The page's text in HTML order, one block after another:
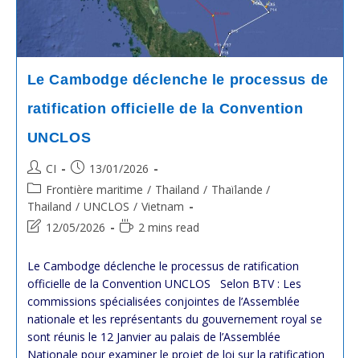
Convention
Des
Nations
Unies
Sur
Le
Droit
De
La
Le Cambodge déclenche le processus de
ratification officielle de la Convention
UNCLOS
Post
author:
CI
Post
published:
13/01/2026
Post
category:
Frontière maritime / Thailand / Thaïlande /
Thailand / UNCLOS / Vietnam
Post
modified:
12/05/2026
Reading2 mins read
Le Cambodge déclenche le processus de ratification
officielle de la Convention UNCLOS Selon BTV : Les
commissions spécialisées conjointes de l’Assemblée
nationale et les représentants du gouvernement royal se
sont réunis le 12 Janvier au palais de l’Assemblée
Nationale pour examiner le projet de loi sur la ratification